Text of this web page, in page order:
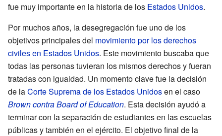
fue muy importante en la historia de los Estados Unidos.
Por muchos años, la desegregación fue uno de los
objetivos principales del movimiento por los derechos
civiles en Estados Unidos. Este movimiento buscaba que
todas las personas tuvieran los mismos derechos y fueran
tratadas con igualdad. Un momento clave fue la decisión
de laCorte Suprema de los Estados Unidosen el caso
Brown contra Board of Education. Esta decisión ayudó a
terminar con la separación de estudiantes en las escuelas
públicas y también en el ejército. El objetivo final de la